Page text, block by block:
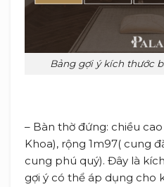
Bảng gợi ý kích thước
– Bàn thờ đứng: chiều
Khoa), rộng 1m97( cung
cung phú quý). Đây là
gợi ý có thể áp dụng cho